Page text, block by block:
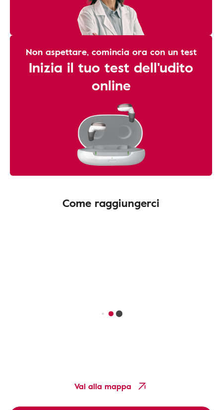
Non aspettare, comincia ora con un test
Inizia il tuo test dell'udito
online
Come raggiungerci
Vai alla mappa